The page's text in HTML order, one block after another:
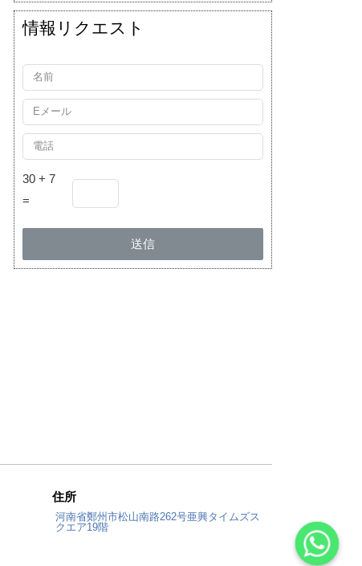
情報リクエスト
30 + 7
=
送信
住所
河南省鄭州市松山南路262号亜興タイムズス
クエア19階